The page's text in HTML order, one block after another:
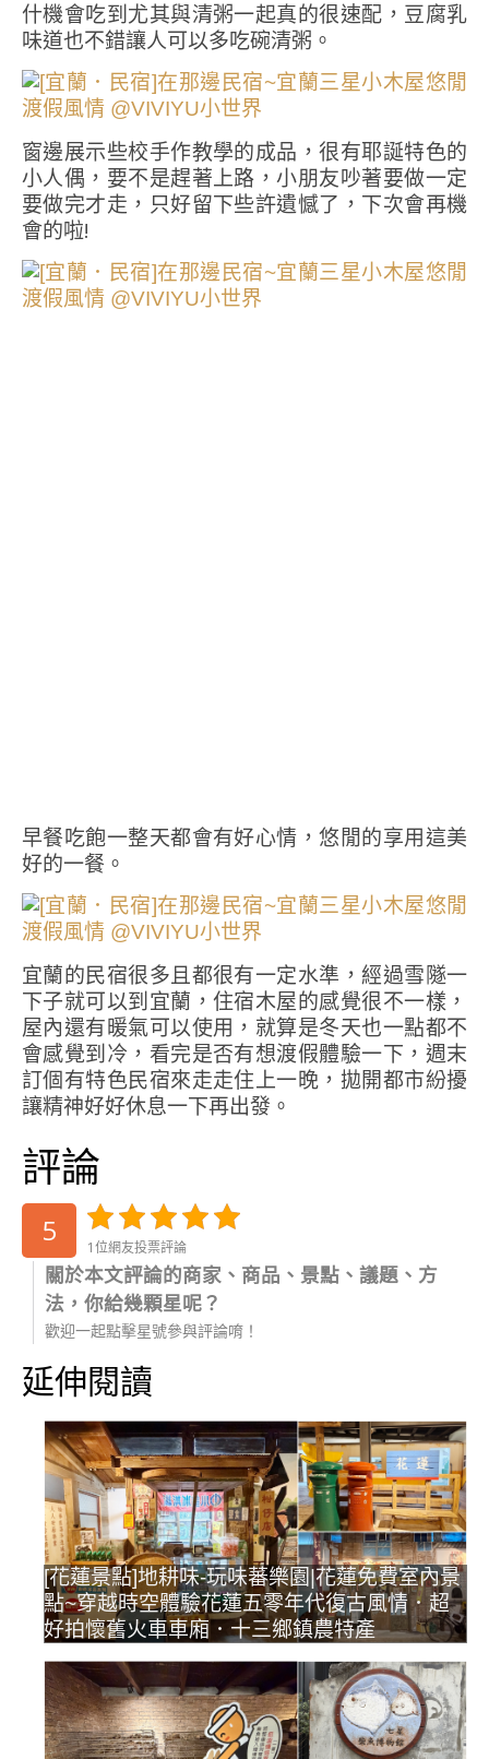
什機會吃到尤其與清粥一起真的很速配，豆腐乳
味道也不錯讓人可以多吃碗清粥。
窗邊展示些校手作教學的成品，很有耶誕特色的
小人偶，要不是趕著上路，小朋友吵著要做一定
要做完才走，只好留下些許遺憾了，下次會再機
會的啦!
早餐吃飽一整天都會有好心情，悠閒的享用這美
好的一餐。
宜蘭的民宿很多且都很有一定水準，經過雪隧一
下子就可以到宜蘭，住宿木屋的感覺很不一樣，
屋內還有暖氣可以使用，就算是冬天也一點都不
會感覺到冷，看完是否有想渡假體驗一下，週末
訂個有特色民宿來走走住上一晚，拋開都市紛擾
讓精神好好休息一下再出發。
評論
5 1位網友投票評論
關於本文評論的商家、商品、景點、議題、方
法，你給幾顆星呢？
歡迎一起點擊星號參與評論唷！
延伸閱讀
[花蓮景點]地耕味-玩味蕃樂園|花蓮免費室內景
點~穿越時空體驗花蓮五零年代復古風情．超
好拍懷舊火車車廂．十三鄉鎮農特產